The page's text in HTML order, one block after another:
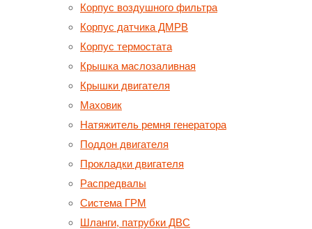
Корпус воздушного фильтра
Корпус датчика ДМРВ
Корпус термостата
Крышка маслозаливная
Крышки двигателя
Маховик
Натяжитель ремня генератора
Поддон двигателя
Прокладки двигателя
Распредвалы
Система ГРМ
Шланги, патрубки ДВС